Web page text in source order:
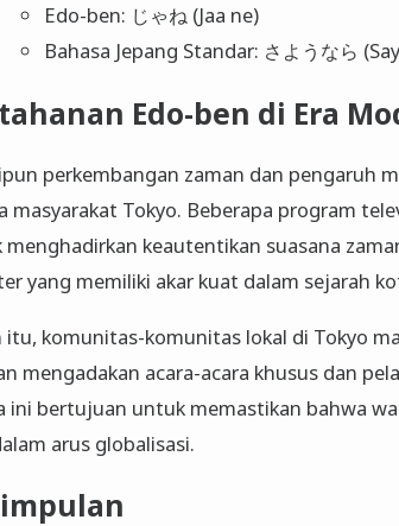
Edo-ben: じゃね (Jaa ne)
Bahasa Jepang Standar: さようなら
Edo-ben di Era
perkembangan zaman dan pengaruh
masyarakat Tokyo. Beberapa program
keautentikan suasana
yang memiliki akar kuat dalam sejarah
itu, komunitas-komunitas lokal di Tokyo
mengadakan acara-acara khusus dan
ini bertujuan untuk memastikan bahwa
arus globalisasi.